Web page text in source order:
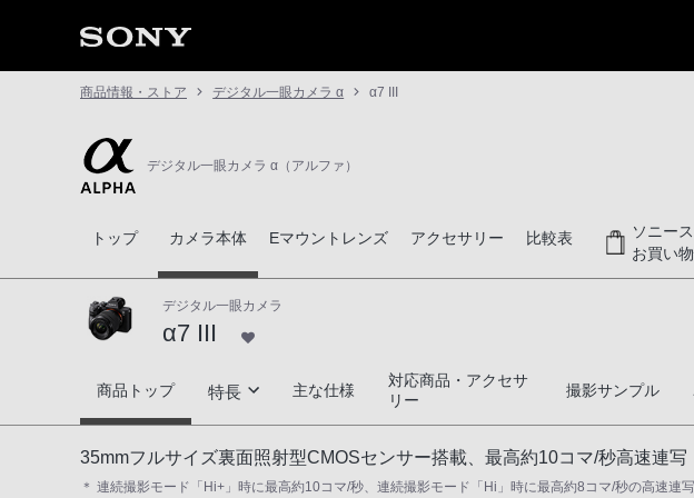
商品情報・ストア デジタル一眼カメラ α α7 III
デジタル一眼カメラ α（アルファ）
トップ カメラ本体 Eマウントレンズ アクセサリー 比較表
ソニー
お買い
デジタル一眼カメラ
α7 III
α7 III
商品トップ 特長
研ぎ澄まされた描写性能
主な仕様
対応商品・アクセサ
リー
撮影サンプル
35mmフルサイズ裏面照射型CMOSセンサー搭載、最高約10コマ/秒高速連
＊ 連続撮影モード「Hi+」時に最高約10コマ/秒、連続撮影モード「Hi」時に最高約8コマ/秒の高速連